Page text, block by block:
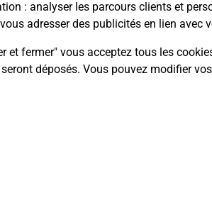
: analyser les parcours clients et
adresser des publicités en lien avec
et fermer" vous acceptez tous les
déposés. Vous pouvez modifier
un colis acheté